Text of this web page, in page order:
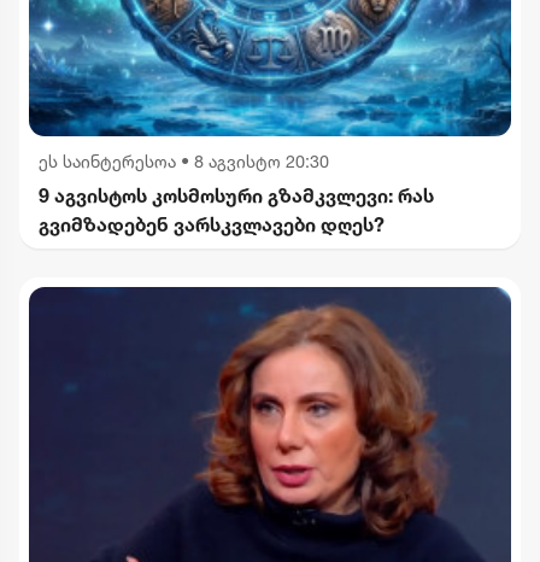
ეს საინტერესოა • 8 აგვისტო 20:30
9 აგვისტოს კოსმოსური გზამკვლევი: რას
გვიმზადებენ ვარსკვლავები დღეს?